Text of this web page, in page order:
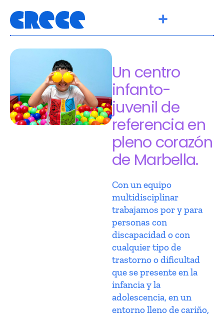
Un centro
infanto-
juvenil de
referencia en
pleno corazón
de Marbella.
Con un equipo
multidisciplinar
trabajamos por y para
personas con
discapacidad o con
cualquier tipo de
trastorno o dificultad
que se presente en la
infancia y la
adolescencia, en un
entorno lleno de cariño,